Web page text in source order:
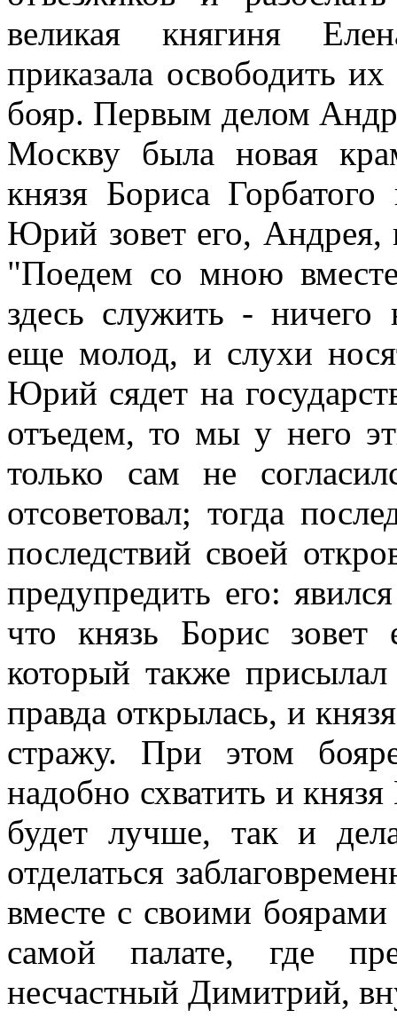
великая княгиня
приказала освободить
бояр. Первым делом
Москву была новая
князя Бориса
Юрий зовет его, Андрея,
"Поедем со мною
здесь служить -
еще молод, и слухи
Юрий сядет на
отъедем, то мы у него
только сам не
отсоветовал; тогда
последствий своей
предупредить его:
что князь Борис
который также
правда открылась, и
стражу. При этом
надобно схватить и
будет лучше, так и
отделаться
вместе с своими
самой палате, где
несчастный Димитрий,